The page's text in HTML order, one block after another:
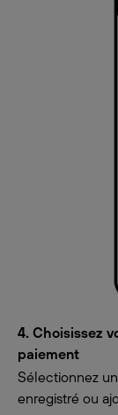
4. Choisissez
paiement
Sélectionnez
enregistré ou